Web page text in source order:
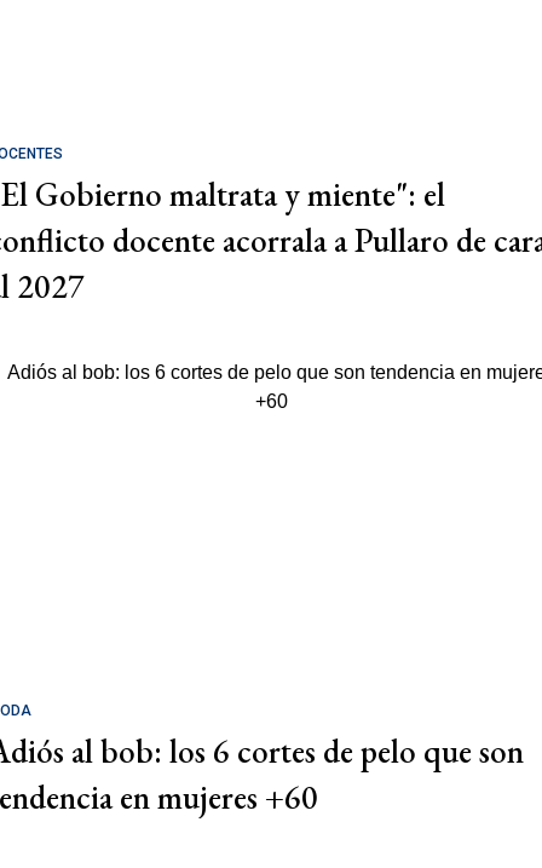
Gobierno maltrata y miente": el
docente acorrala a Pullaro de
2027
al bob: los 6 cortes de pelo que son
en mujeres +60